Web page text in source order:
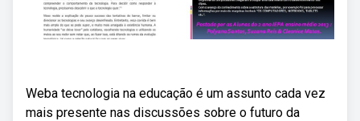
Weba tecnologia na educação é um assunto cada vez
mais presente nas discussões sobre o futuro da